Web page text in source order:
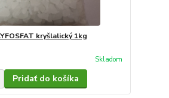
kryšlalický 1kg
Skladom
Pridať do košíka